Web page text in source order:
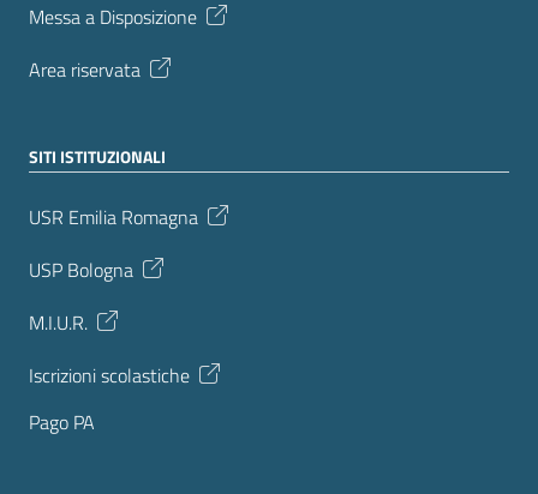
Messa a Disposizione
Area riservata
SITI ISTITUZIONALI
USR Emilia Romagna
USP Bologna
M.I.U.R.
Iscrizioni scolastiche
Pago PA